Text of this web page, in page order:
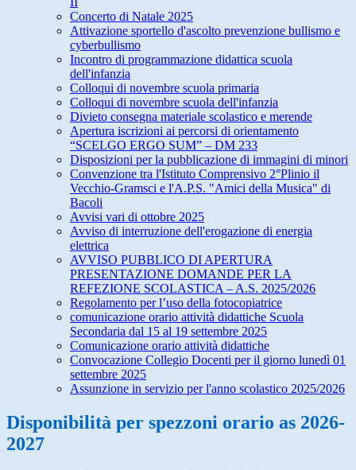
Concerto di Natale 2025
Attivazione sportello d'ascolto prevenzione bullismo e
cyberbullismo
Incontro di programmazione didattica scuola
dell'infanzia
Colloqui di novembre scuola primaria
Colloqui di novembre scuola dell'infanzia
Divieto consegna materiale scolastico e merende
Apertura iscrizioni ai percorsi di orientamento
“SCELGO ERGO SUM” – DM 233
Disposizioni per la pubblicazione di immagini di minori
Convenzione tra l'Istituto Comprensivo 2°Plinio il
Vecchio-Gramsci e l'A.P.S. "Amici della Musica" di
Bacoli
Avvisi vari di ottobre 2025
Avviso di interruzione dell'erogazione di energia
elettrica
AVVISO PUBBLICO DI APERTURA
PRESENTAZIONE DOMANDE PER LA
REFEZIONE SCOLASTICA – A.S. 2025/2026
Regolamento per l’uso della fotocopiatrice
comunicazione orario attività didattiche Scuola
Secondaria dal 15 al 19 settembre 2025
Comunicazione orario attività didattiche
Convocazione Collegio Docenti per il giorno lunedì 01
settembre 2025
Assunzione in servizio per l'anno scolastico 2025/2026
Disponibilità per spezzoni orario as 2026-
2027